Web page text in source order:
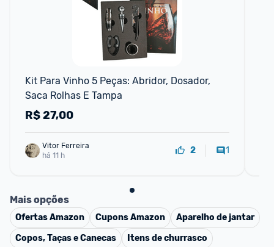
Kit Para Vinho 5 Peças: Abridor, Dosador,
Saca Rolhas E Tampa
R$27,00
Vitor Ferreira
há 11 h
2 1
Mais opções
OfertasAmazon CuponsAmazon
Aparelho de jantar
Copos, Taças e Canecas
Itens de churrasco